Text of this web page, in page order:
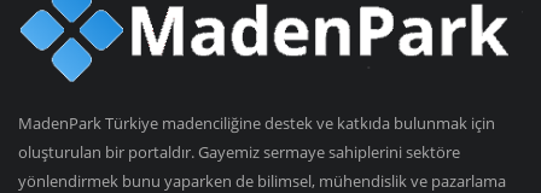
MadenPark Türkiye madenciliğine destek ve katkıda bulunmak için
oluşturulan bir portaldır. Gayemiz sermaye sahiplerini sektöre
yönlendirmek bunu yaparken de bilimsel, mühendislik ve pazarlama